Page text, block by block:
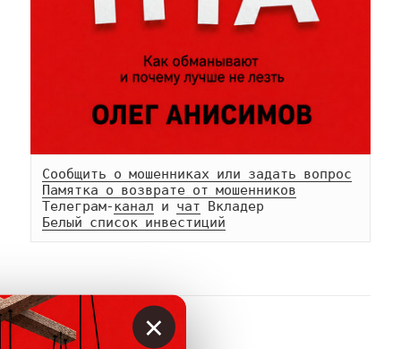
Сообщить о мошенниках или задать вопрос
Памятка о возврате от мошенников
Телеграм-канал и чат
Белый список инвестиций
АВТОР ×